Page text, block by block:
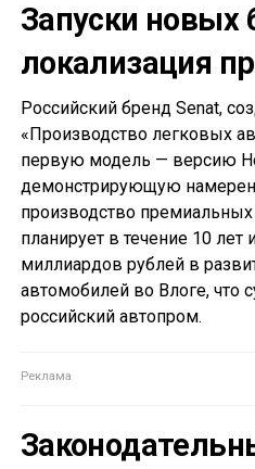
Запуски новых
локализация
Российский бренд Senat,
«Производство легковых
первую модель — версию
демонстрирующую
производство
планирует в течение 10 лет
миллиардов рублей в
автомобилей во Влоге, что
российский автопром.